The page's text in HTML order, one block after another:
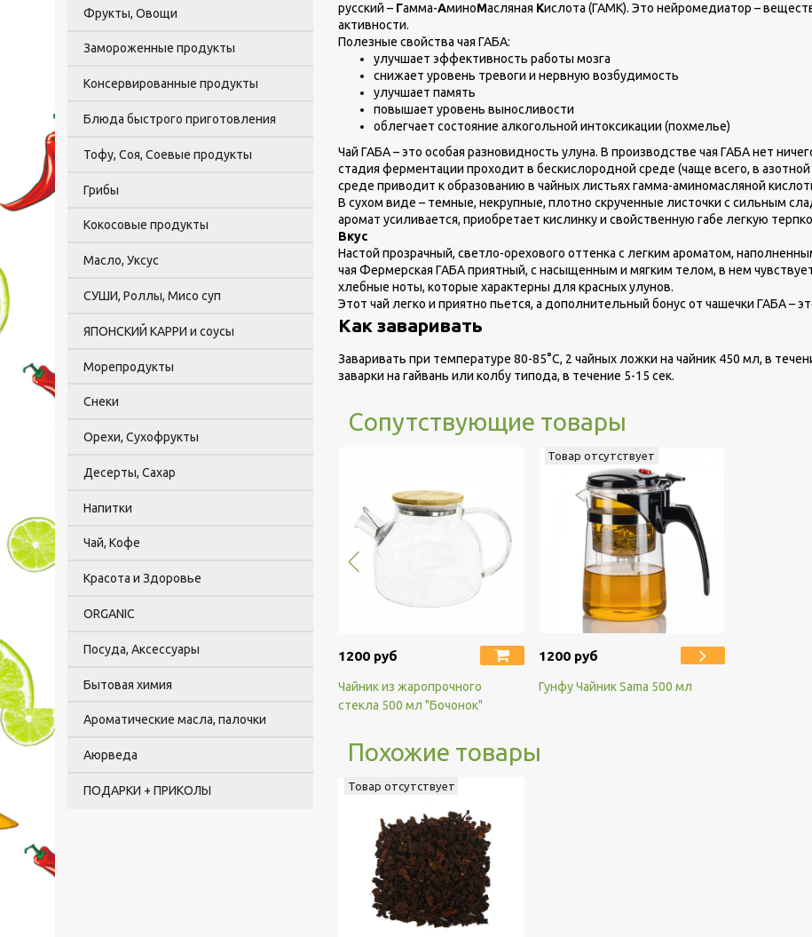
русский – Гамма-АминоМасляная Кислота (ГАМК). Это нейромедиатор –
активности.
Полезные свойства чая ГАБА:
улучшает эффективность работы мозга
снижает уровень тревоги и нервную возбудимость
улучшает память
повышает уровень выносливости
облегчает состояние алкогольной интоксикации (похмелье)
Чай ГАБА – это особая разновидность улуна. В производстве чая ГАБА нет
стадия ферментации проходит в бескислородной среде (чаще всего, в
среде приводит к образованию в чайных листьях гамма-аминомасляной
В сухом виде – темные, некрупные, плотно скрученные листочки с сильным
аромат усиливается, приобретает кислинку и свойственную габе легкую
Вкус
Настой прозрачный, светло-орехового оттенка с легким ароматом,
чая Фермерская ГАБА приятный, с насыщенным и мягким телом, в нем
хлебные ноты, которые характерны для красных улунов.
Этот чай легко и приятно пьется, а дополнительный бонус от чашечки ГАБА –
Как заваривать
Заваривать при температуре 80-85°C, 2 чайных ложки на чайник 450 мл, в
заварки на гайвань или колбу типода, в течение 5-15 сек.
Сопутствующие товары
1200 руб
Чайник из жаропрочного
стекла 500 мл "Бочонок"
Товар отсутствует
1200 руб
Гунфу Чайник Sama 500 мл
Похожие товары
Товар отсутствует
Фрукты, Овощи
Замороженные продукты
Консервированные продукты
Блюда быстрого приготовления
Тофу, Соя, Соевые продукты
Грибы
Кокосовые продукты
Масло, Уксус
СУШИ, Роллы, Мисо суп
ЯПОНСКИЙ КАРРИ и соусы
Морепродукты
Снеки
Орехи, Сухофрукты
Десерты, Сахар
Напитки
Чай, Кофе
Красота и Здоровье
ORGANIC
Посуда, Аксессуары
Бытовая химия
Ароматические масла, палочки
Аюрведа
ПОДАРКИ + ПРИКОЛЫ